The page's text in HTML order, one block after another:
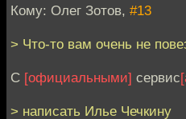
Кому: Олег Зотов, #13
> Что-то вам очень не
С [официальными] сервис
> написать Илье Чечкину